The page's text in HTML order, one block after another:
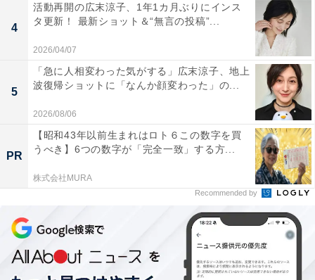
4
活動再開の広末涼子、1年1カ月ぶりにインス
タ更新！ 最新ショット＆“無言の投稿”...
2026/04/07
5
「急に人相変わった気がする」広末涼子、地上
波復帰ショットに「なんか顔変わった」の...
2026/08/06
PR
【昭和43年以前生まれはロト６この数字を買
うべき】6つの数字が「完全一致」する方...
株式会社MURA
Recommended by